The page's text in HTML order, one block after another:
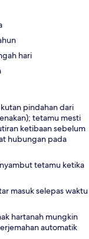
hari
pindahan dari
tetamu mesti
ketibaan sebelum
hubungan pada
tetamu ketika
masuk selepas waktu
hartanah mungkin
automatik